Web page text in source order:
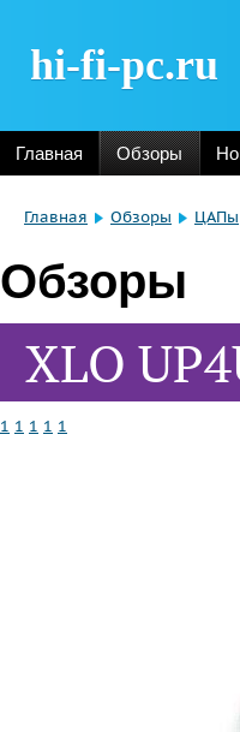
hi-fi-pc.ru
Главная Обзоры
Главная Обзоры ЦАПы
Обзоры
XLO
1 1 1 1 1